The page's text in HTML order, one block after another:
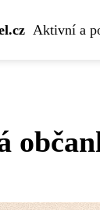
Aktivní a